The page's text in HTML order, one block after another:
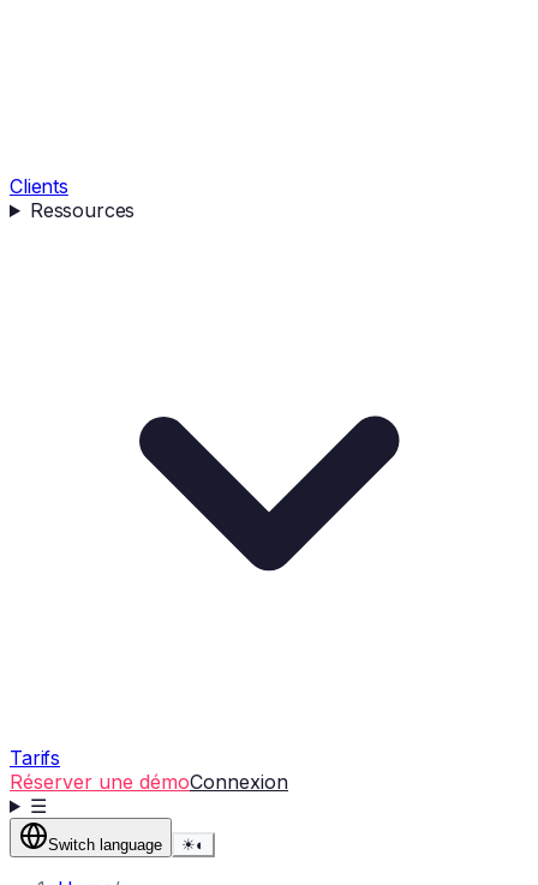
Clients
Ressources
Tarifs
Réserver une démoConnexion
☰
Switch language ☀◐